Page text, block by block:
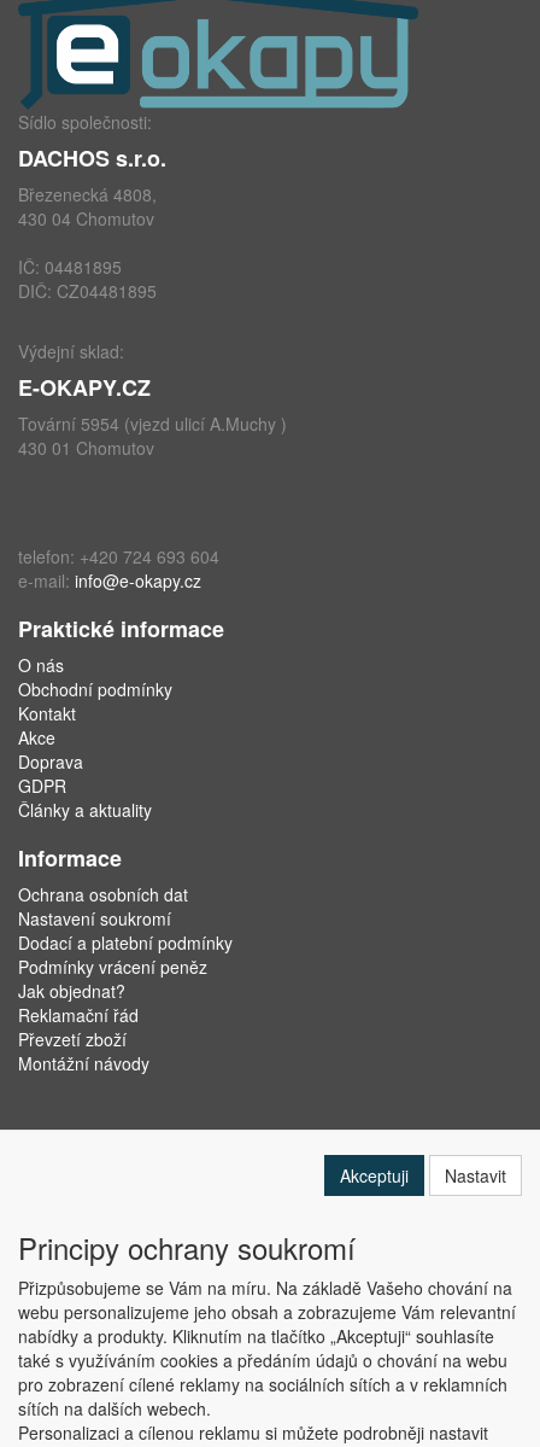
Sídlo společnosti:
DACHOS s.r.o.
Březenecká 4808,
430 04 Chomutov
IČ: 04481895
DIČ: CZ04481895
Výdejní sklad:
E-OKAPY.CZ
Tovární 5954 (vjezd ulicí A.Muchy )
430 01 Chomutov
telefon: +420 724 693 604
e-mail: info@e-okapy.cz
Praktické informace
O nás
Obchodní podmínky
Kontakt
Akce
Doprava
GDPR
Články a aktuality
Informace
Ochrana osobních dat
Nastavení soukromí
Dodací a platební podmínky
Podmínky vrácení peněz
Jak objednat?
Reklamační řád
Převzetí zboží
Montážní návody
Copyright © ABRA Software a.s. 2019
Akceptuji Nastavit
Principy ochrany soukromí
Přizpůsobujeme se Vám na míru. Na základě Vašeho chování na
webu personalizujeme jeho obsah a zobrazujeme Vám relevantní
nabídky a produkty. Kliknutím na tlačítko „Akceptuji“ souhlasíte
také s využíváním cookies a předáním údajů o chování na webu
pro zobrazení cílené reklamy na sociálních sítích a v reklamních
sítích na dalších webech.
Personalizaci a cílenou reklamu si můžete podrobněji nastavit